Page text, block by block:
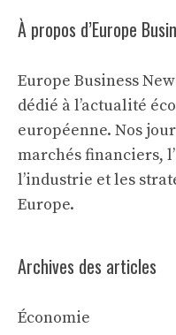
À propos d’Europe
Europe Business
dédié à l’actualité
européenne. Nos
marchés financiers,
l’industrie et les
Europe.
Archives des articles
Économie